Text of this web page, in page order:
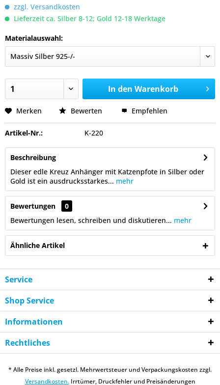
zzgl. Versandkosten
Lieferzeit ca. Silber 8-12; Gold 12-18 Werktage
Materialauswahl:
In den Warenkorb
Merken Bewerten Empfehlen
Artikel-Nr.: K-220
Beschreibung
Dieser edle Kreuz Anhänger mit Katzenpfote in Silber oder
Gold ist ein ausdrucksstarkes... mehr
Bewertungen
0
Bewertungen lesen, schreiben und diskutieren... mehr
Ähnliche Artikel
Service
Shop Service
Informationen
Rechtliches
* Alle Preise inkl. gesetzl. Mehrwertsteuer und Verpackungskosten zzgl.
Versandkosten.Irrtümer, Druckfehler und Preisänderungen